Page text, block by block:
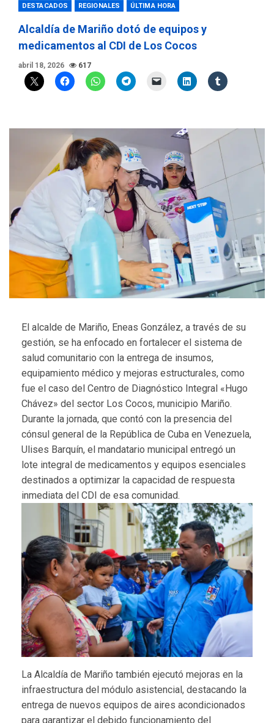
DESTACADOS REGIONALES ÚLTIMA HORA
Alcaldía de Mariño dotó de equipos y
medicamentos al CDI de Los Cocos
abril 18, 2026 617
El alcalde de Mariño, Eneas González, a través de su
gestión, se ha enfocado en fortalecer el sistema de
salud comunitario con la entrega de insumos,
equipamiento médico y mejoras estructurales, como
fue el caso del Centro de Diagnóstico Integral «Hugo
Chávez» del sector Los Cocos, municipio Mariño.
Durante la jornada, que contó con la presencia del
cónsul general de la República de Cuba en Venezuela,
Ulises Barquín, el mandatario municipal entregó un
lote integral de medicamentos y equipos esenciales
destinados a optimizar la capacidad de respuesta
inmediata del CDI de esa comunidad.
La Alcaldía de Mariño también ejecutó mejoras en la
infraestructura del módulo asistencial, destacando la
entrega de nuevos equipos de aires acondicionados
para garantizar el debido funcionamiento del